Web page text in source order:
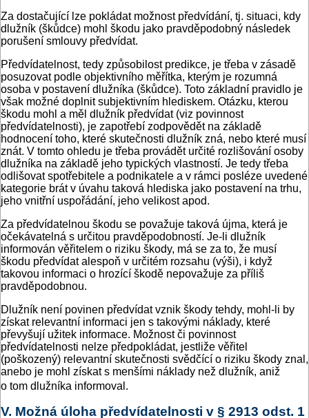
Za dostačující lze pokládat možnost předvídání, tj. situaci, kdy
dlužník (škůdce) mohl škodu jako pravděpodobný následek
porušení smlouvy předvídat.
Předvídatelnost, tedy způsobilost predikce, je třeba v zásadě
posuzovat podle objektivního měřítka, kterým je rozumná
osoba v postavení dlužníka (škůdce). Toto základní pravidlo je
však možné doplnit subjektivním hlediskem. Otázku, kterou
škodu mohl a měl dlužník předvídat (viz povinnost
předvídatelnosti), je zapotřebí zodpovědět na základě
hodnocení toho, které skutečnosti dlužník zná, nebo které musí
znát. V tomto ohledu je třeba provádět určité rozlišování osoby
dlužníka na základě jeho typických vlastností. Je tedy třeba
odlišovat spotřebitele a podnikatele a v rámci posléze uvedené
kategorie brát v úvahu taková hlediska jako postavení na trhu,
jeho vnitřní uspořádání, jeho velikost apod.
Za předvídatelnou škodu se považuje taková újma, která je
očekávatelná s určitou pravděpodobností. Je-li dlužník
informován věřitelem o riziku škody, má se za to, že musí
škodu předvídat alespoň v určitém rozsahu (výši), i když
takovou informaci o hrozící škodě nepovažuje za příliš
pravděpodobnou.
Dlužník není povinen předvídat vznik škody tehdy, mohl-li by
získat relevantní informaci jen s takovými náklady, které
převyšují užitek informace. Možnost či povinnost
předvídatelnosti nelze předpokládat, jestliže věřitel
(poškozený) relevantní skutečnosti svědčící o riziku škody znal,
anebo je mohl získat s menšími náklady než dlužník, aniž
o tom dlužníka informoval.
V. Možná úloha předvídatelnosti v § 2913 odst. 1